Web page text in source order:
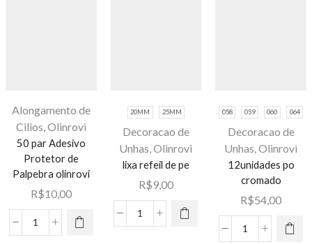
Alongamento de
Cilios,Olinrovi
50 par Adesivo
Protetor de
Palpebra olinrovi
R$10,00
50
20MM 25MM
Decoracao de
Unhas,Olinrovi
lixa refeil de pe
R$9,00
lixa
Este
produto
tem várias
variantes.
As opções
podem ser
058 059 060 064
Decoracao de
Unhas,Olinrovi
12unidades po
cromado
R$54,00
12unidades
Este
produto
tem várias
variantes.
As opções
podem ser